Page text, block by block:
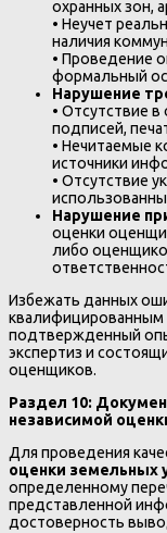
охранных зон,
• Неучет
наличия
• Проведение
формальный
Нарушение
• Отсутствие
подписей,
• Нечитаемые
источники
• Отсутствие
Нарушение
оценки
либо
Избежать данных
подтвержденный
экспертиз и
оценщиков.
Раздел 10:
независимой
Для проведения
оценки земельных
определенному
представленной
достоверность